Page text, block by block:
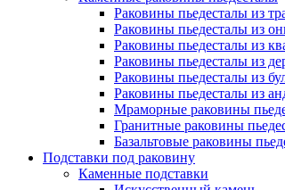
Раковины пьедесталы из
Раковины пьедесталы из
Раковины пьедесталы из
Раковины пьедесталы из
Раковины пьедесталы из
Раковины пьедесталы из
Мраморные раковины
Гранитные раковины
Базальтовые раковины
Подставки под раковину
Каменные подставки